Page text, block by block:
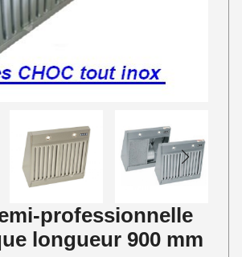
professionnelle
longueur 900 mm